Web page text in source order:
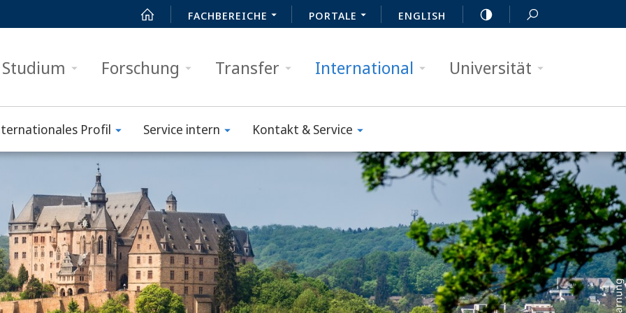
FACHBEREICHE PORTALE ENGLISH
Studium Forschung Transfer International Universität
Profil Service intern Kontakt & Service